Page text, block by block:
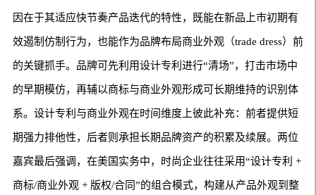
因在于其适应快节奏产品迭代的特性，既能在新品上市初期有
效遏制仿制行为，也能作为品牌布局商业外观（trade dress）前
的关键抓手。品牌可先利用设计专利进行“清场”，打击市场中
的早期模仿，再辅以商标与商业外观形成可长期维持的识别体
系。设计专利与商业外观在时间维度上彼此补充：前者提供短
期强力排他性，后者则承担长期品牌资产的积累及续展。两位
嘉宾最后强调，在美国实务中，时尚企业往往采用“设计专利 +
商标/商业外观 + 版权/合同”的组合模式，构建从产品外观到整